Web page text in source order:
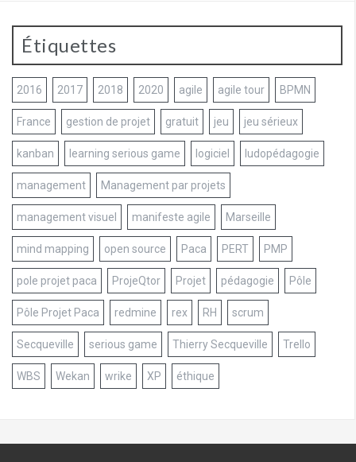
Étiquettes
2016 2017 2018 2020 agile agile tour BPMN
France gestion de projet gratuit jeu jeu sérieux
kanban learning serious game logiciel ludopédagogie
management Management par projets
management visuel manifeste agile Marseille
mind mapping open source Paca PERT PMP
pole projet paca ProjeQtor Projet pédagogie Pôle
Pôle Projet Paca redmine rex RH scrum
Secqueville serious game Thierry Secqueville Trello
WBS Wekan wrike XP éthique